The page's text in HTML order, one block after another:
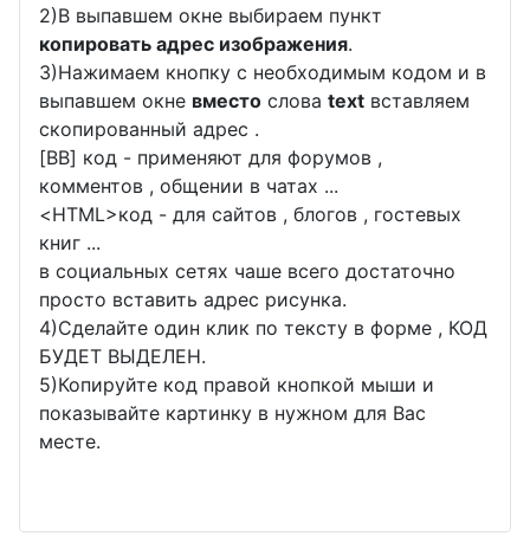
2)В выпавшем окне выбираем пункт
копировать адрес изображения.
3)Нажимаем кнопку с необходимым кодом и в
выпавшем окне вместо слова text вставляем
скопированный адрес .
[BB] код - применяют для форумов ,
комментов , общении в чатах ...
<HTML>код - для сайтов , блогов , гостевых
книг ...
в социальных сетях чаше всего достаточно
просто вставить адрес рисунка.
4)Сделайте один клик по тексту в форме , КОД
БУДЕТ ВЫДЕЛЕН.
5)Копируйте код правой кнопкой мыши и
показывайте картинку в нужном для Вас
месте.